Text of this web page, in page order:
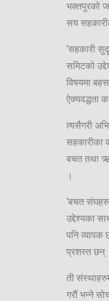
भक्तपुरको
सय
‘सहकारी
समिटको
विषयमा
ऐक्यवद्धता
त्यसैगरी
सहकारीका
बचत तथा
।
‘बचत
उद्देश्यका
पनि व्यापक
प्रशस्त छन्
ती
गरौं भन्ने